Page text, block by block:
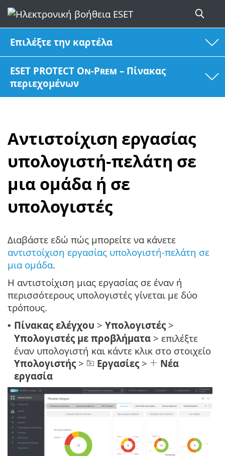
Επιλέξτε την καρτέλα
ESET PROTECT On-Prem – Πίνακας
περιεχομένων
Αντιστοίχιση εργασίας
υπολογιστή-πελάτη σε
μια ομάδα ή σε
υπολογιστές
Διαβάστε εδώ πώς μπορείτε να κάνετε
αντιστοίχιση εργασίας υπολογιστή-πελάτη σε
μια ομάδα.
Η αντιστοίχιση μιας εργασίας σε έναν ή
περισσότερους υπολογιστές γίνεται με δύο
τρόπους.
• Πίνακας ελέγχου > Υπολογιστές >
Υπολογιστές με προβλήματα > επιλέξτε
έναν υπολογιστή και κάντε κλικ στο στοιχείο
Υπολογιστής > Εργασίες >
Νέα
εργασία